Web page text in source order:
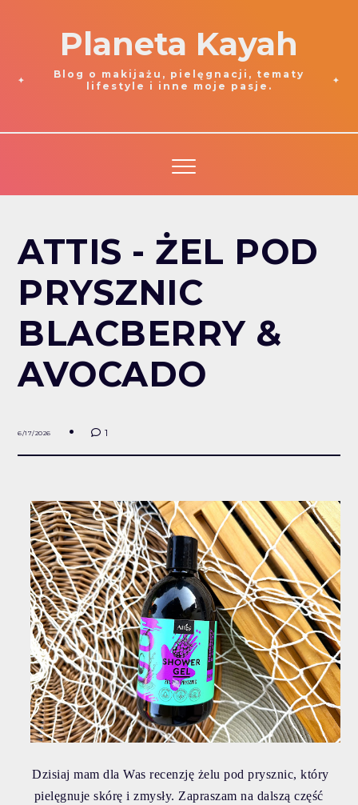
Planeta Kayah
Blog o makijażu, pielęgnacji, tematy
lifestyle i inne moje pasje.
ATTIS - ŻEL POD
PRYSZNIC
BLACBERRY &
AVOCADO
6/17/2026 1
Dzisiaj mam dla Was recenzję żelu pod prysznic, który
pielęgnuje skórę i zmysły. Zapraszam na dalszą część